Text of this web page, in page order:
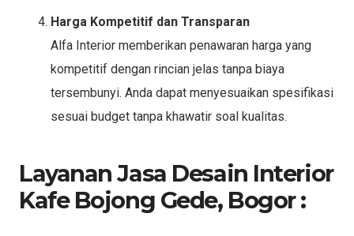
Harga Kompetitif dan Transparan
Alfa Interior memberikan penawaran harga yang
kompetitif dengan rincian jelas tanpa biaya
tersembunyi. Anda dapat menyesuaikan spesifikasi
sesuai budget tanpa khawatir soal kualitas.
Layanan Jasa Desain Interior
Kafe Bojong Gede, Bogor :